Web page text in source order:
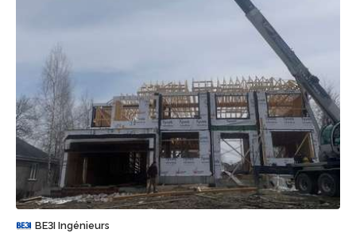
Sauvegarder
BE3I Ingénieurs